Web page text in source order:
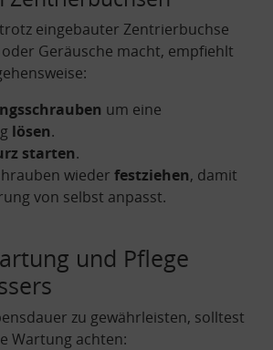
eingebauter Zentrierbuchse
Geräusche macht, empfiehlt
um eine
lösen.
starten.
wieder festziehen, damit
von selbst anpasst.
und Pflege
zu gewährleisten, solltest
Wartung achten: